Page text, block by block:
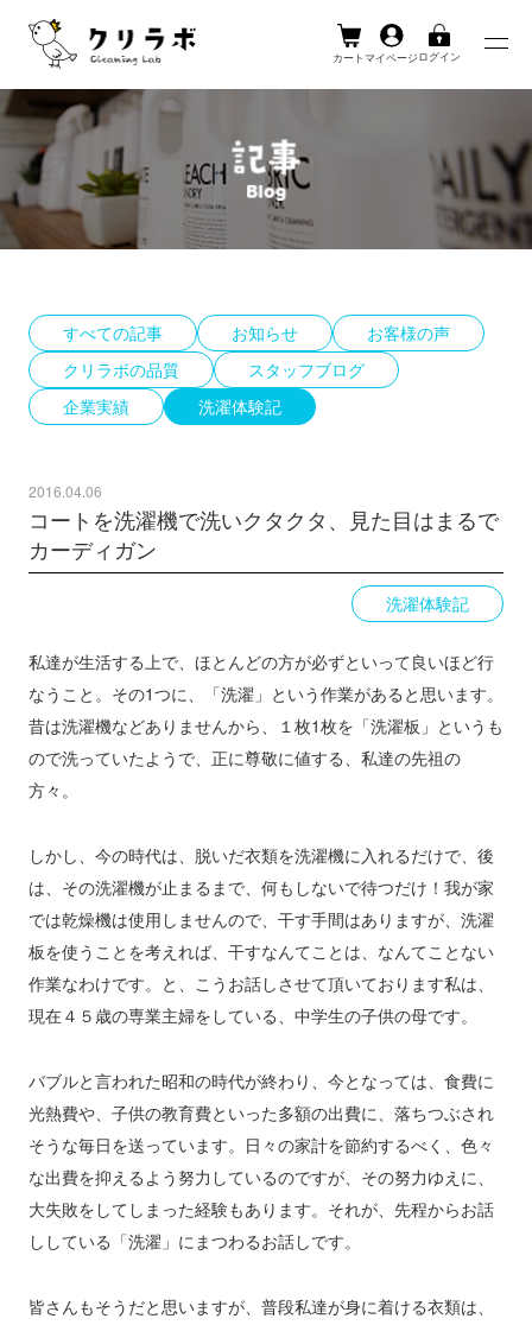
to
カートマイページログイン
すべての記事 お知らせ
お客様の声
クリラボの品質
スタッフブログ
企業実績
洗濯体験記
2016.04.06
コートを洗濯機で洗いクタクタ、見た目はまるで
カーディガン
洗濯体験記
私達が生活する上で、ほとんどの方が必ずといって良いほど行
なうこと。その1つに、「洗濯」という作業があると思います。
昔は洗濯機などありませんから、１枚1枚を「洗濯板」というも
ので洗っていたようで、正に尊敬に値する、私達の先祖の
方々。
しかし、今の時代は、脱いだ衣類を洗濯機に入れるだけで、後
は、その洗濯機が止まるまで、何もしないで待つだけ！我が家
では乾燥機は使用しませんので、干す手間はありますが、洗濯
板を使うことを考えれば、干すなんてことは、なんてことない
作業なわけです。と、こうお話しさせて頂いております私は、
現在４５歳の専業主婦をしている、中学生の子供の母です。
バブルと言われた昭和の時代が終わり、今となっては、食費に
光熱費や、子供の教育費といった多額の出費に、落ちつぶされ
そうな毎日を送っています。日々の家計を節約するべく、色々
な出費を抑えるよう努力しているのですが、その努力ゆえに、
大失敗をしてしまった経験もあります。それが、先程からお話
ししている「洗濯」にまつわるお話しです。
皆さんもそうだと思いますが、普段私達が身に着ける衣類は、